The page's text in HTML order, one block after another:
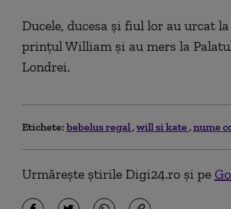
Ducele, ducesa şi fiul lor au urcat
prinţul William şi au mers la
Londrei.
Etichete: bebelus regal will si kate nume
Urmărește știrile Digi24.ro și pe